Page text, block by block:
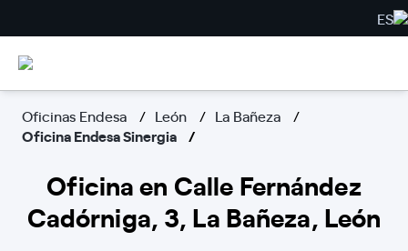
ES
Oficinas Endesa León
La Bañeza
Oficina Endesa Sinergia
Oficina en Calle Fernández
Cadórniga, 3, La Bañeza, León